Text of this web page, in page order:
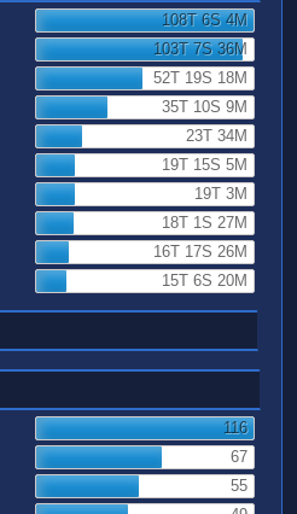
108T 6S 4M
103T 7S 36M
52T 19S 18M
35T 10S 9M
23T 34M
19T 15S 5M
19T 3M
18T 1S 27M
16T 17S 26M
15T 6S 20M
116
67
55